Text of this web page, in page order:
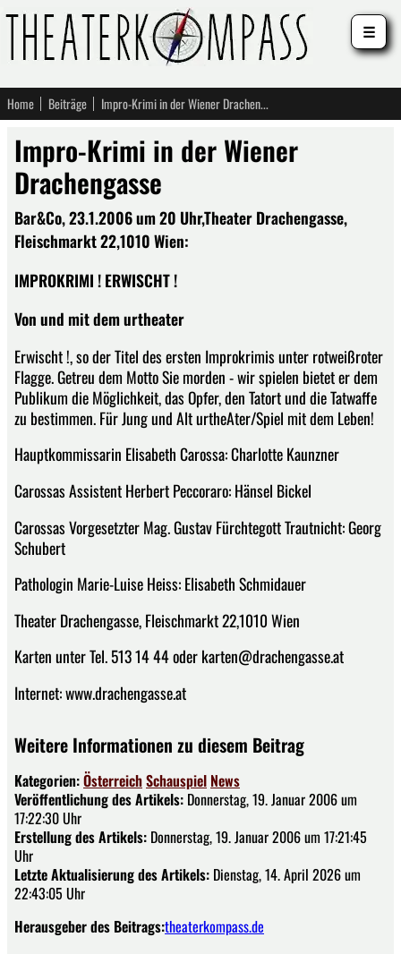
Home Beiträge Impro-Krimi in der Wiener Drachengasse
Impro-Krimi in der Wiener
Drachengasse
Bar&Co, 23.1.2006 um 20 Uhr,Theater Drachengasse,
Fleischmarkt 22,1010 Wien:
IMPROKRIMI ! ERWISCHT !
Von und mit dem urtheater
Erwischt !, so der Titel des ersten Improkrimis unter rotweißroter
Flagge. Getreu dem Motto Sie morden - wir spielen bietet er dem
Publikum die Möglichkeit, das Opfer, den Tatort und die Tatwaffe
zu bestimmen. Für Jung und Alt urtheAter/Spiel mit dem Leben!
Hauptkommissarin Elisabeth Carossa: Charlotte Kaunzner
Carossas Assistent Herbert Peccoraro: Hänsel Bickel
Carossas Vorgesetzter Mag. Gustav Fürchtegott Trautnicht: Georg
Schubert
Pathologin Marie-Luise Heiss: Elisabeth Schmidauer
Theater Drachengasse, Fleischmarkt 22,1010 Wien
Karten unter Tel. 513 14 44 oder karten@drachengasse.at
Internet: www.drachengasse.at
Weitere Informationen zu diesem Beitrag
Kategorien:ÖsterreichSchauspiel News
Veröffentlichung des Artikels: Donnerstag, 19. Januar 2006 um
17:22:30 Uhr
Erstellung des Artikels: Donnerstag, 19. Januar 2006 um 17:21:45
Uhr
Letzte Aktualisierung des Artikels: Dienstag, 14. April 2026 um
22:43:05 Uhr
Herausgeber des Beitrags:theaterkompass.de
☰